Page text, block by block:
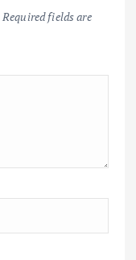
Required fields are